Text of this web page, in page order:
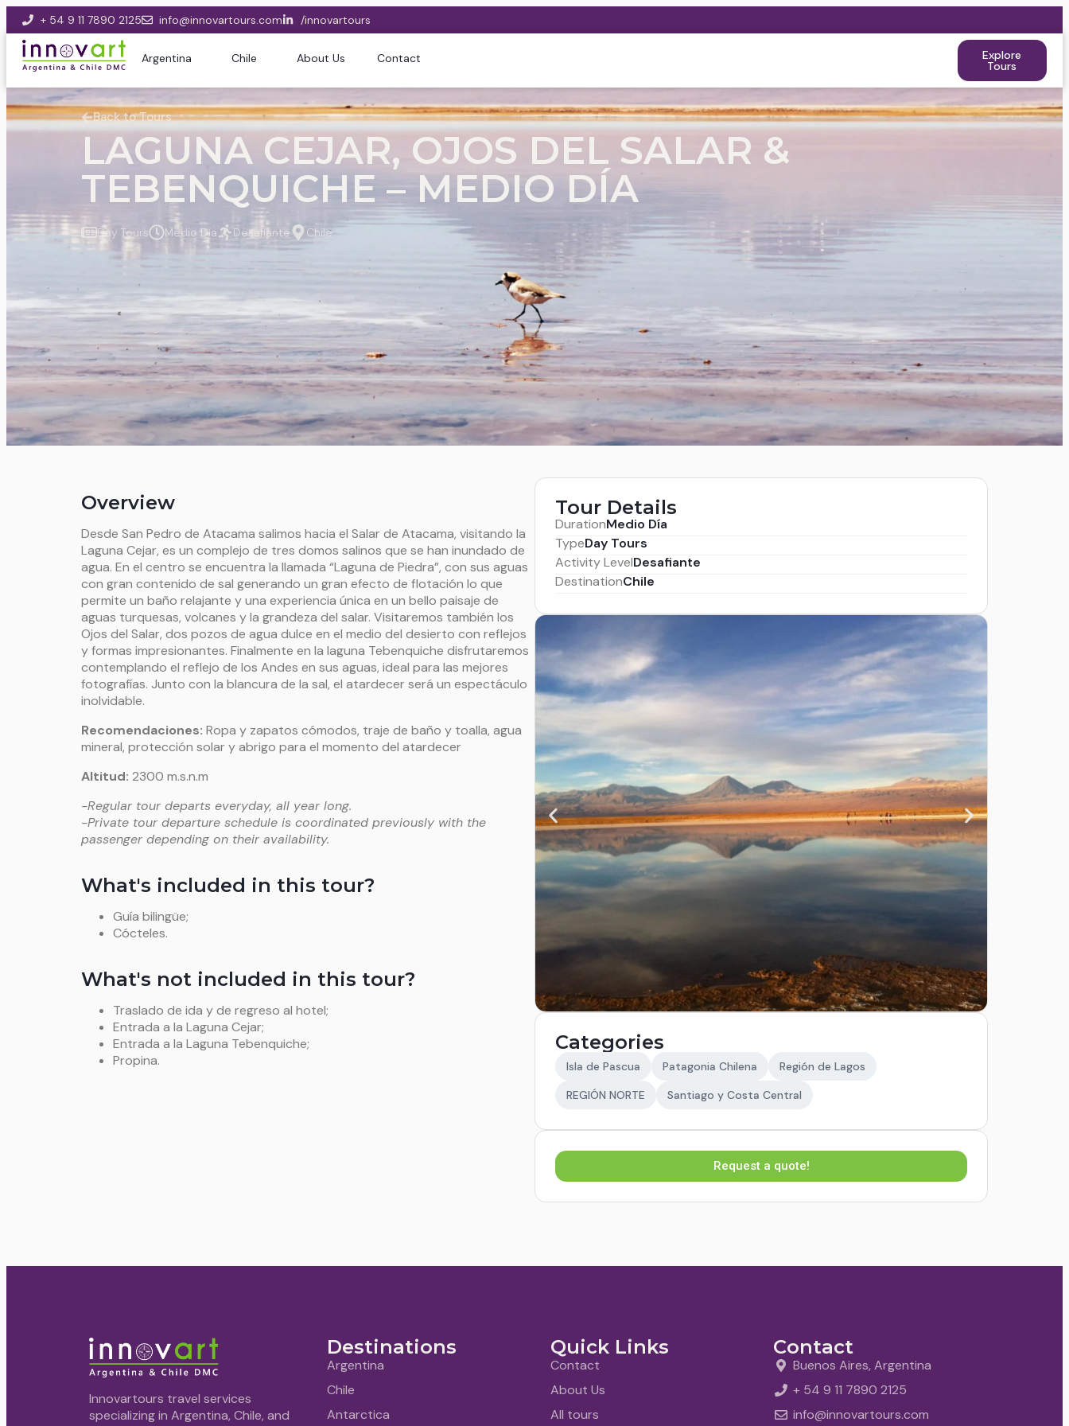
+ 54 9 11 7890 2125 info@innovartours.com /innovartours
Argentina Chile About Us Contact Explore
Tours
Back to Tours
LAGUNA CEJAR, OJOS DEL SALAR &
TEBENQUICHE – MEDIO DÍA
Day Tours Medio Día Desafiante Chile
Overview
Desde San Pedro de Atacama salimos hacia el Salar de Atacama, visitando la
Laguna Cejar, es un complejo de tres domos salinos que se han inundado de
agua. En el centro se encuentra la llamada “Laguna de Piedra”, con sus aguas
con gran contenido de sal generando un gran efecto de flotación lo que
permite un baño relajante y una experiencia única en un bello paisaje de
aguas turquesas, volcanes y la grandeza del salar. Visitaremos también los
Ojos del Salar, dos pozos de agua dulce en el medio del desierto con reflejos
y formas impresionantes. Finalmente en la laguna Tebenquiche disfrutaremos
contemplando el reflejo de los Andes en sus aguas, ideal para las mejores
fotografías. Junto con la blancura de la sal, el atardecer será un espectáculo
inolvidable.
Recomendaciones: Ropa y zapatos cómodos, traje de baño y toalla, agua
mineral, protección solar y abrigo para el momento del atardecer
Altitud: 2300 m.s.n.m
-Regular tour departs everyday, all year long.
-Private tour departure schedule is coordinated previously with the
passenger depending on their availability.
What's included in this tour?
Guía bilingüe;
Cócteles.
What's not included in this tour?
Traslado de ida y de regreso al hotel;
Entrada a la Laguna Cejar;
Entrada a la Laguna Tebenquiche;
Propina.
Tour Details
DurationMedio Día
TypeDay Tours
Activity LevelDesafiante
DestinationChile
Categories
Isla de Pascua Patagonia Chilena
Región de Lagos
REGIÓN NORTE
Santiago y Costa Central
Request a quote!
Innovartours travel services
specializing in Argentina, Chile, and
Destinations
Argentina
Chile
Antarctica
Quick Links
Contact
About Us
All tours
Contact
Buenos Aires, Argentina
+ 54 9 11 7890 2125
info@innovartours.com